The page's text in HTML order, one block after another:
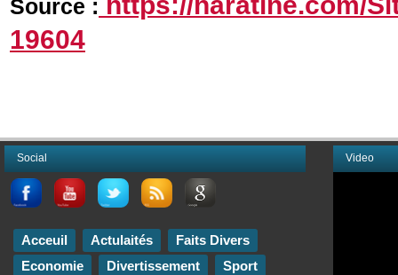
Source :
19604
Video
Social
Acceuil Actulaités
Faits Divers
Economie
Divertissement
Sport